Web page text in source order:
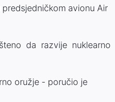
avionu Air
da razvije nuklearno
oružje - poručio je